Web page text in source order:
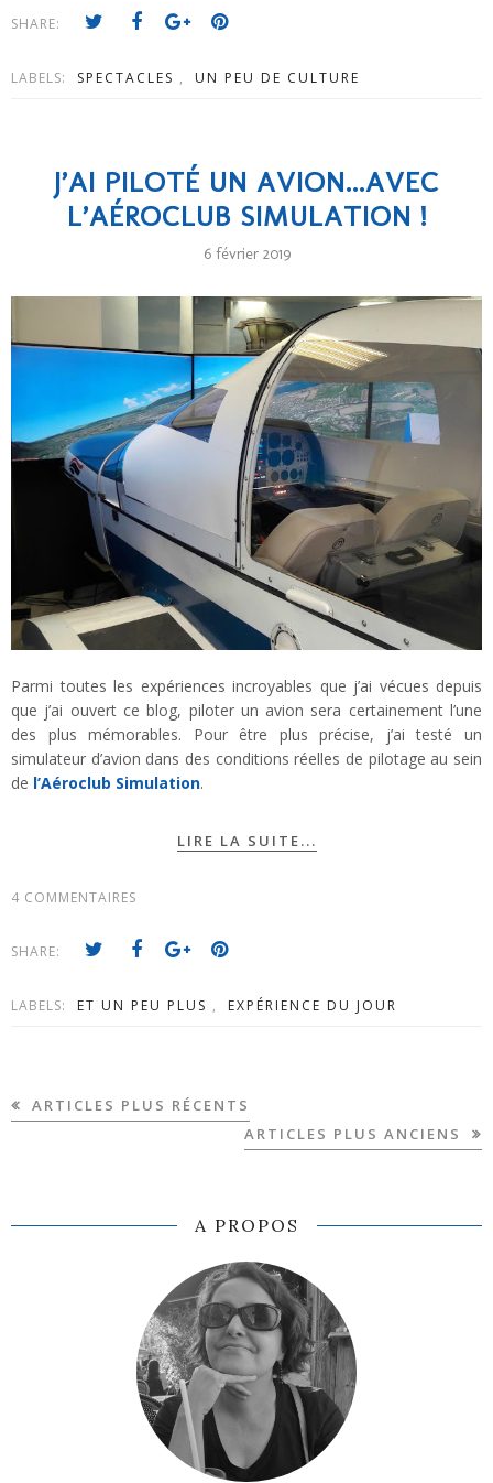
SHARE:
LABELS: SPECTACLES , UN PEU DE CULTURE
J’AI PILOTÉ UN AVION...AVEC
L’AÉROCLUB SIMULATION !
6 février 2019
Parmi toutes les expériences incroyables que j’ai vécues depuis
que j’ai ouvert ce blog, piloter un avion sera certainement l’une
des plus mémorables. Pour être plus précise, j’ai testé un
simulateur d’avion dans des conditions réelles de pilotage au sein
de l’Aéroclub Simulation.
LIRE LA SUITE...
4 COMMENTAIRES
SHARE:
LABELS: ET UN PEU PLUS , EXPÉRIENCE DU JOUR
ARTICLES PLUS RÉCENTS
ARTICLES PLUS ANCIENS
A PROPOS